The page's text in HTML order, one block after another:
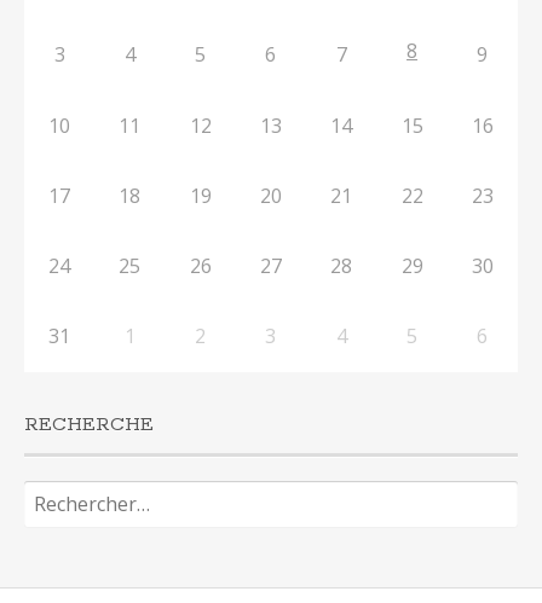
3 4 5 6 7 8 9
10 11 12 13 14 15 16
17 18 19 20 21 22 23
24 25 26 27 28 29 30
31 1 2 3 4 5 6
RECHERCHE
Rechercher :